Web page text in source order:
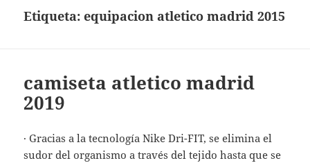
Etiqueta:equipacion atletico madrid 2015
camiseta atletico madrid
2019
· Gracias a la tecnología Nike Dri-FIT, se elimina el
sudor del organismo a través del tejido hasta que se